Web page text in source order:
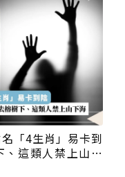
「4生肖」易卡到
這類人禁上山下